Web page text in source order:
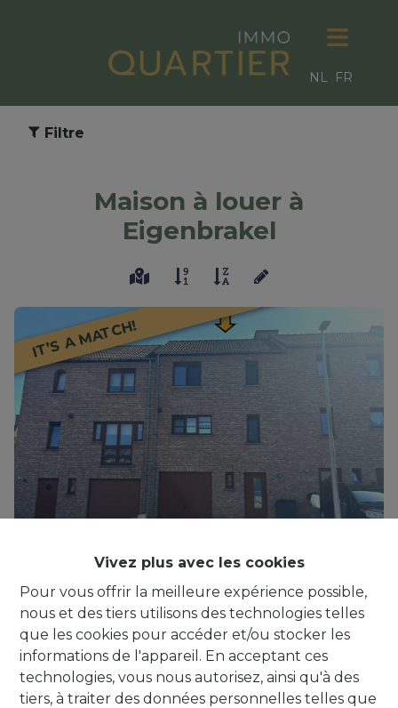
Vivez plus avec les cookies
Pour vous offrir la meilleure expérience possible,
nous et des tiers utilisons des technologies telles
que les cookies pour accéder et/ou stocker les
informations de l'appareil. En acceptant ces
technologies, vous nous autorisez, ainsi qu'à des
tiers, à traiter des données personnelles telles que
NL FR
Filtre
Maison à louer à
Eigenbrakel
IT’S A MATCH!
***IT'S A MATCH!*** Maison 2 faç. (3 ch.),
avec jardin, garage et parking
1420 Eigenbrakel | Ref: 763